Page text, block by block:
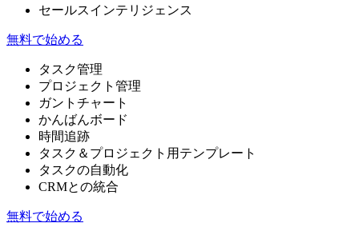
セールスインテリジェンス
無料で始める
タスク管理
プロジェクト管理
ガントチャート
かんばんボード
時間追跡
タスク＆プロジェクト用テンプレート
タスクの自動化
CRMとの統合
無料で始める